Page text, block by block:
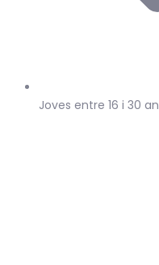
Joves entre 16 i 30